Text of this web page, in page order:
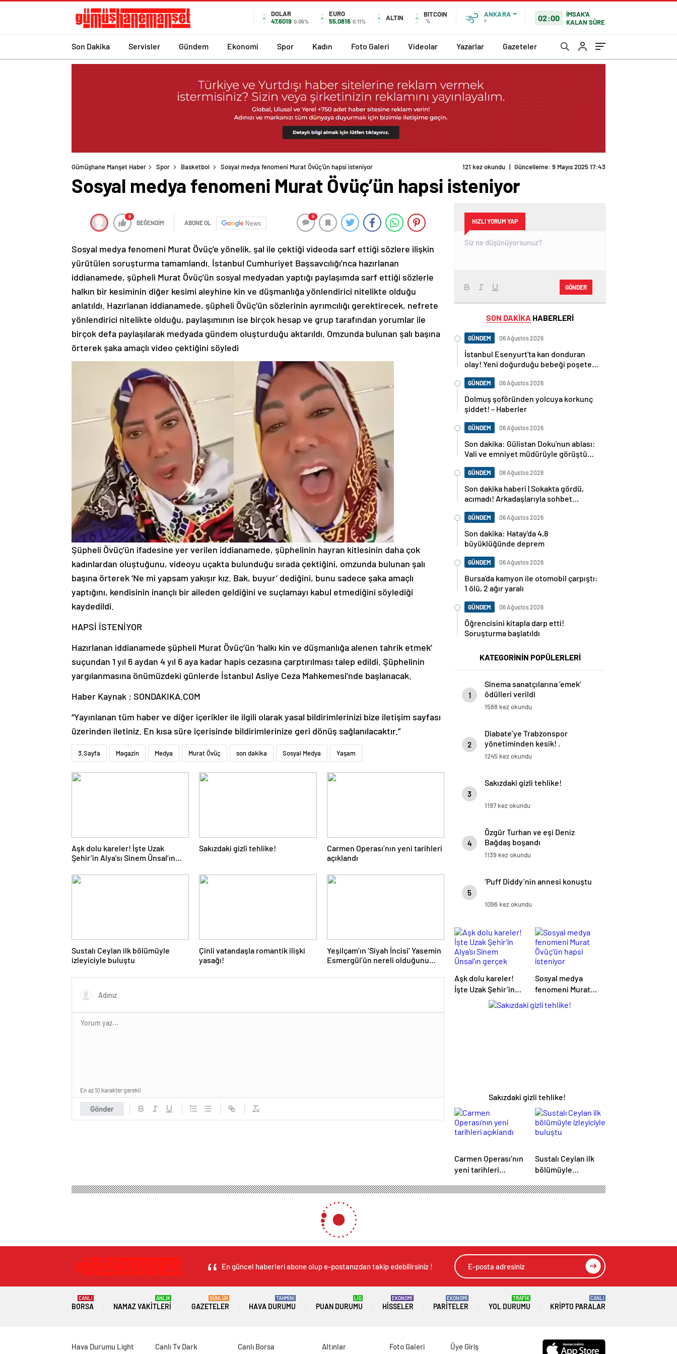
DOLAR
47,6019 0.06%
EURO
55,0816 0.11% ALTIN BITCOIN
%
ANKARA
°
02:00
İMSAK'A
KALAN SÜRE
Son Dakika Servisler Gündem Ekonomi Spor Kadın Foto Galeri Videolar Yazarlar Gazeteler
Gümüşhane Manşet Haber Spor Basketbol Sosyal medya fenomeni Murat Övüç’ün hapsi isteniyor 121 kez okundu | Güncelleme: 9 Mayıs 2025 17:43
Sosyal medya fenomeni Murat Övüç’ün hapsi isteniyor
0
BEĞENDİM ABONE OL News
0
Sosyal medya fenomeni Murat Övüç’e yönelik, şal ile çektiği videoda sarf ettiği sözlere ilişkin
yürütülen soruşturma tamamlandı. İstanbul Cumhuriyet Başsavcılığı’nca hazırlanan
iddianamede, şüpheli Murat Övüç’ün sosyal medyadan yaptığı paylaşımda sarf ettiği sözlerle
halkın bir kesiminin diğer kesimi aleyhine kin ve düşmanlığa yönlendirici nitelikte olduğu
anlatıldı. Hazırlanan iddianamede, şüpheli Övüç’ün sözlerinin ayrımcılığı gerektirecek, nefrete
yönlendirici nitelikte olduğu, paylaşımının ise birçok hesap ve grup tarafından yorumlar ile
birçok defa paylaşılarak medyada gündem oluşturduğu aktarıldı. Omzunda bulunan şalı başına
örterek şaka amaçlı video çektiğini söyledi
Şüpheli Övüç’ün ifadesine yer verilen iddianamede, şüphelinin hayran kitlesinin daha çok
kadınlardan oluştuğunu, videoyu uçakta bulunduğu sırada çektiğini, omzunda bulunan şalı
başına örterek ‘Ne mi yapsam yakışır kız. Bak, buyur’ dediğini, bunu sadece şaka amaçlı
yaptığını, kendisinin inançlı bir aileden geldiğini ve suçlamayı kabul etmediğini söylediği
kaydedildi.
HAPSİ İSTENİYOR
Hazırlanan iddianamede şüpheli Murat Övüç’ün ‘halkı kin ve düşmanlığa alenen tahrik etmek’
suçundan 1 yıl 6 aydan 4 yıl 6 aya kadar hapis cezasına çarptırılması talep edildi. Şüphelinin
yargılanmasına önümüzdeki günlerde İstanbul Asliye Ceza Mahkemesi’nde başlanacak.
Haber Kaynak : SONDAKIKA.COM
“Yayınlanan tüm haber ve diğer içerikler ile ilgili olarak yasal bildirimlerinizi bize iletişim sayfası
üzerinden iletiniz. En kısa süre içerisinde bildirimlerinize geri dönüş sağlanılacaktır.”
3.Sayfa Magazin Medya Murat Övüç son dakika Sosyal Medya Yaşam
Aşk dolu kareler! İşte Uzak
Şehir’in Alya’sı Sinem Ünsal’ın
Sakızdaki gizli tehlike!
Carmen Operası’nın yeni tarihleri
açıklandı
Sustalı Ceylan ilk bölümüyle
izleyiciyle buluştu
Çinli vatandaşla romantik ilişki
yasağı!
Yeşilçam’ın ‘Siyah İncisi’ Yasemin
Esmergül’ün nereli olduğunu
şaşıracaksınız!
Gönder
En az 10 karakter gerekli
HIZLI YORUM YAP
GÖNDER
SON DAKİKA HABERLERİ
GÜNDEM 06 Ağustos 2026
İstanbul Esenyurt'ta kan donduran
olay! Yeni doğurduğu bebeği poşete
haberleri
GÜNDEM 06 Ağustos 2026
Dolmuş şoföründen yolcuya korkunç
şiddet! – Haberler
GÜNDEM 06 Ağustos 2026
Son dakika: Gülistan Doku'nun ablası:
Vali ve emniyet müdürüyle görüştüm,
GÜNDEM 06 Ağustos 2026
Son dakika haberi | Sokakta gördü,
acımadı! Arkadaşlarıyla sohbet
GÜNDEM 06 Ağustos 2026
Son dakika: Hatay'da 4,8
büyüklüğünde deprem
GÜNDEM 06 Ağustos 2026
Bursa'da kamyon ile otomobil çarpıştı:
1 ölü, 2 ağır yaralı
GÜNDEM 06 Ağustos 2026
Öğrencisini kitapla darp etti!
Soruşturma başlatıldı
KATEGORİNİN POPÜLERLERİ
1
Sinema sanatçılarına ’emek’
ödülleri verildi
1588 kez okundu
2
Diabate’ye Trabzonspor
yönetiminden kesik! .
1245 kez okundu
3
Sakızdaki gizli tehlike!
1197 kez okundu
4
Özgür Turhan ve eşi Deniz
Bağdaş boşandı
1139 kez okundu
5
‘Puff Diddy’nin annesi konuştu
1096 kez okundu
Aşk dolu kareler!
İşte Uzak Şehir’in
Alya’sı Sinem
Sosyal medya
fenomeni Murat
Övüç’ün hapsi
Sakızdaki gizli tehlike!
Carmen Operası’nın
yeni tarihleri
Sustalı Ceylan ilk
bölümüyle
En güncel haberleri abone olup e-postanızdan takip edebilirsiniz !
BORSA
CANLI
NAMAZ VAKITLERI
ANLIK
GAZETELER
GÜNLÜK
HAVA DURUMU
TAHMİNİ
PUAN DURUMU
LİG
HISSELER
EKONOMİ
PARITELER
EKONOMİ
YOL DURUMU
TRAFİK
KRIPTO PARALAR
CANLI
Hava Durumu Light Canlı Tv Dark Canlı Borsa Altınlar Foto Galeri Üye Giriş